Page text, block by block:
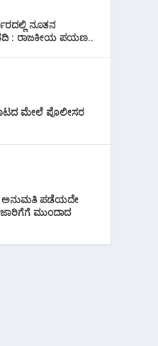
ನೂತನ
: ರಾಜಕೀಯ ಪಯಣ..
ಮೇಲೆ ಪೊಲೀಸರ
ಅನುಮತಿ ಪಡೆಯದೇ
ಮುಂದಾದ